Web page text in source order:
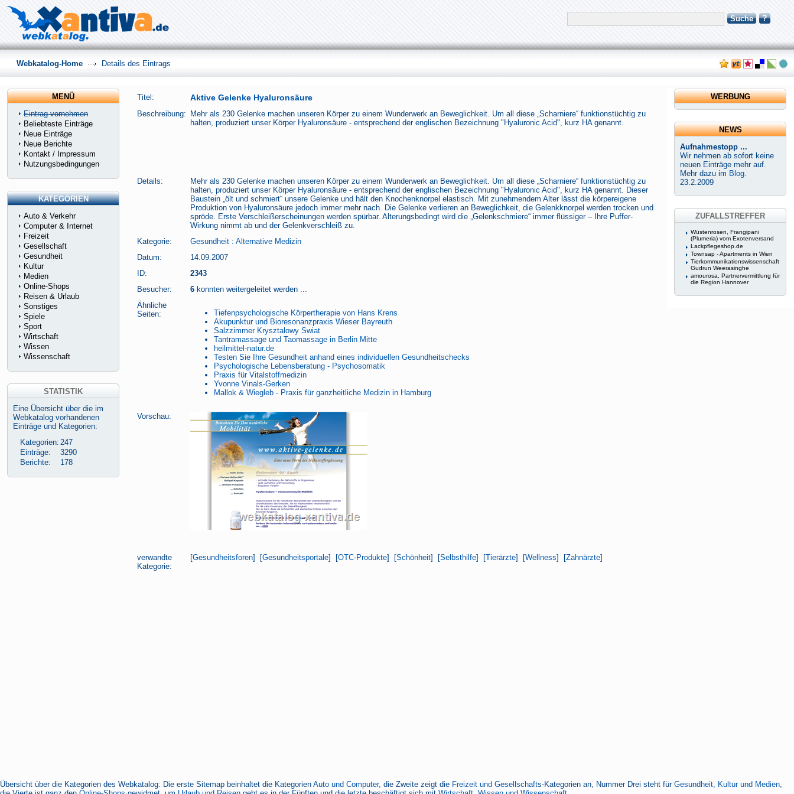
Titel: Aktive Gelenke Hyaluronsäure
Beschreibung:
Mehr als 230 Gelenke machen unseren Körper zu einem Wunderwerk an Beweglichkeit. Um all diese „Scharniere“ funktionstüchtig zu
halten, produziert unser Körper Hyaluronsäure - entsprechend der englischen Bezeichnung "Hyaluronic Acid", kurz HA genannt.
Details:
Mehr als 230 Gelenke machen unseren Körper zu einem Wunderwerk an Beweglichkeit. Um all diese „Scharniere“ funktionstüchtig zu
halten, produziert unser Körper Hyaluronsäure - entsprechend der englischen Bezeichnung "Hyaluronic Acid", kurz HA genannt. Dieser
Baustein „ölt und schmiert“ unsere Gelenke und hält den Knochenknorpel elastisch. Mit zunehmendem Alter lässt die körpereigene
Produktion von Hyaluronsäure jedoch immer mehr nach. Die Gelenke verlieren an Beweglichkeit, die Gelenkknorpel werden trocken und
spröde. Erste Verschleißerscheinungen werden spürbar. Alterungsbedingt wird die „Gelenkschmiere“ immer flüssiger – Ihre Puffer-
Wirkung nimmt ab und der Gelenkverschleiß zu.
Kategorie:
Gesundheit : Alternative Medizin
Datum:
14.09.2007
ID:
2343
Besucher:
6 konnten weitergeleitet werden ...
Ähnliche
Seiten:
Tiefenpsychologische Körpertherapie von Hans Krens
Akupunktur und Bioresonanzpraxis Wieser Bayreuth
Salzzimmer Krysztalowy Swiat
Tantramassage und Taomassage in Berlin Mitte
heilmittel-natur.de
Testen Sie Ihre Gesundheit anhand eines individuellen Gesundheitschecks
Psychologische Lebensberatung - Psychosomatik
Praxis für Vitalstoffmedizin
Yvonne Vinals-Gerken
Mallok & Wiegleb - Praxis für ganzheitliche Medizin in Hamburg
Vorschau:
verwandte
Kategorie:
[Gesundheitsforen] [Gesundheitsportale] [OTC-Produkte] [Schönheit] [Selbsthilfe] [Tierärzte] [Wellness] [Zahnärzte]
Übersicht über die Kategorien des Webkatalog: Die erste Sitemap beinhaltet die Kategorien Auto und Computer, die Zweite zeigt die Freizeit und Gesellschafts-Kategorien an, Nummer Drei steht für Gesundheit, Kultur und Medien,
Suche ?
Webkatalog-Home Details des Eintrags
MENÜ
Eintrag vornehmen
Beliebteste Einträge
Neue Einträge
Neue Berichte
Kontakt / Impressum
Nutzungsbedingungen
KATEGORIEN
Auto & Verkehr
Computer & Internet
Freizeit
Gesellschaft
Gesundheit
Kultur
Medien
Online-Shops
Reisen & Urlaub
Sonstiges
Spiele
Sport
Wirtschaft
Wissen
Wissenschaft
STATISTIK
Eine Übersicht über die im
Webkatalog vorhandenen
Einträge und Kategorien:
Kategorien: 247
Einträge:
3290
Berichte:
178
WERBUNG
NEWS
Aufnahmestopp ...
Wir nehmen ab sofort keine
neuen Einträge mehr auf.
Mehr dazu im Blog.
23.2.2009
ZUFALLSTREFFER
Wüstenrosen, Frangipani
(Plumeria) vom Exotenversand
Lackpflegeshop.de
Townsap - Apartments in Wien
Tierkommunikationswissenschaft
Gudrun Weerasinghe
amourosa, Partnervermittlung für
die Region Hannover